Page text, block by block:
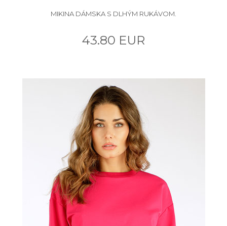
MIKINA DÁMSKA S DLHÝM RUKÁVOM.
43.80 EUR